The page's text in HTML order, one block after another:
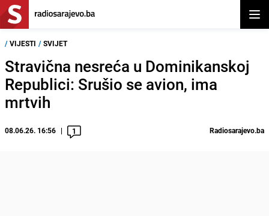
/ VIJESTI / SVIJET
Stravična nesreća u Dominikanskoj
Republici: Srušio se avion, ima
mrtvih
08.06.26. 16:56 1 Radiosarajevo.ba